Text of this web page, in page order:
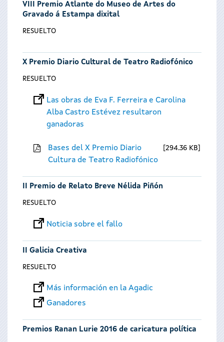
VIII Premio Atlante do Museo de Artes do
Gravado á Estampa dixital
RESUELTO
X Premio Diario Cultural de Teatro Radiofónico
RESUELTO
Las obras de Eva F. Ferreira e Carolina
Alba Castro Estévez resultaron
ganadoras
Bases del X Premio Diario
Cultura de Teatro Radiofónico
294.36 KB
II Premio de Relato Breve Nélida Piñón
RESUELTO
Noticia sobre el fallo
II Galicia Creativa
RESUELTO
Más información en la Agadic
Ganadores
Premios Ranan Lurie 2016 de caricatura política